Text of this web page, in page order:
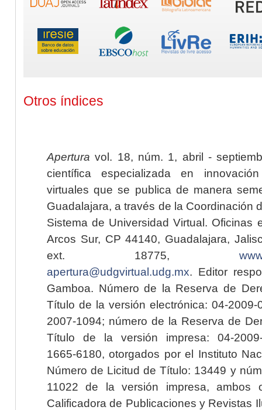
Otros índices
Apertura vol. 18, núm. 1, abril -
científica especializada en
virtuales que se publica de manera
Guadalajara, a través de la Coordinación
Sistema de Universidad Virtual. Oficinas
Arcos Sur, CP 44140, Guadalajara,
ext. 18775,
apertura@udgvirtual.udg.mx. Editor
Gamboa. Número de la Reserva de
Título de la versión electrónica: 04-2009-
2007-1094; número de la Reserva de
Título de la versión impresa: 04-2009-
1665-6180, otorgados por el Instituto
Número de Licitud de Título: 13449 y
11022 de la versión impresa, ambos
Calificadora de Publicaciones y Revistas